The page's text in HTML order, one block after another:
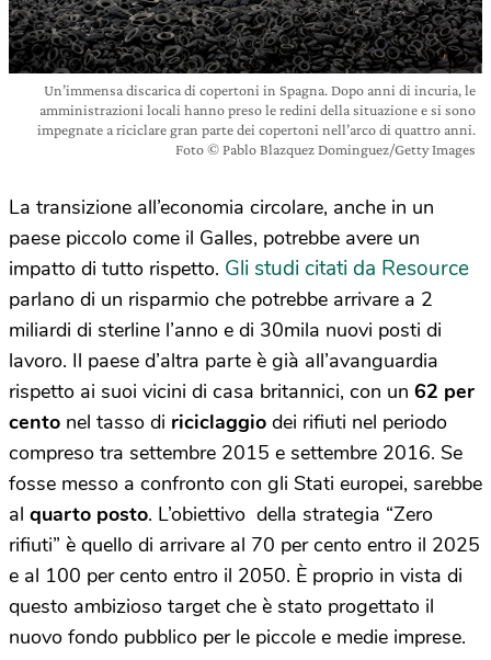
Un’immensa discarica di copertoni in Spagna. Dopo anni di incuria, le
amministrazioni locali hanno preso le redini della situazione e si sono
impegnate a riciclare gran parte dei copertoni nell’arco di quattro anni.
Foto © Pablo Blazquez Dominguez/Getty Images
La transizione all’economia circolare, anche in un
paese piccolo come il Galles, potrebbe avere un
impatto di tutto rispetto. Gli studi citati da Resource
parlano di un risparmio che potrebbe arrivare a 2
miliardi di sterline l’anno e di 30mila nuovi posti di
lavoro. Il paese d’altra parte è già all’avanguardia
rispetto ai suoi vicini di casa britannici, con un 62 per
cento nel tasso di riciclaggio dei rifiuti nel periodo
compreso tra settembre 2015 e settembre 2016. Se
fosse messo a confronto con gli Stati europei, sarebbe
al quarto posto. L’obiettivo della strategia “Zero
rifiuti” è quello di arrivare al 70 per cento entro il 2025
e al 100 per cento entro il 2050. È proprio in vista di
questo ambizioso target che è stato progettato il
nuovo fondo pubblico per le piccole e medie imprese.